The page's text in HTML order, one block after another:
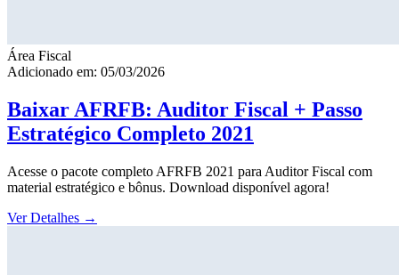
Área Fiscal
Adicionado em: 05/03/2026
Baixar AFRFB: Auditor Fiscal + Passo
Estratégico Completo 2021
Acesse o pacote completo AFRFB 2021 para Auditor Fiscal com
material estratégico e bônus. Download disponível agora!
Ver Detalhes →